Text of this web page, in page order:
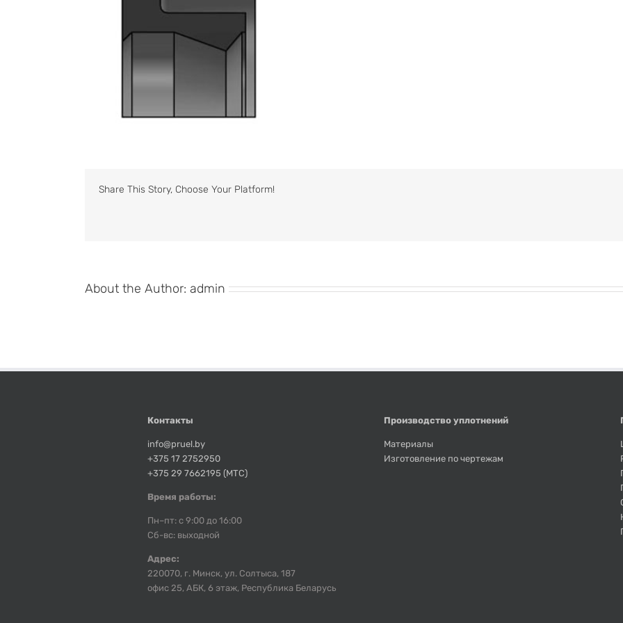
Share This Story, Choose Your Platform!
About the Author: admin
Контакты
info@pruel.by
+375 17 2752950
+375 29 7662195 (МТС)
Время работы:
Пн–пт: с 9:00 до 16:00
Сб-вс: выходной
Адрес:
220070, г. Минск, ул. Солтыса, 187
офис 25, АБК, 6 этаж, Республика Беларусь
Производство уплотнений
Материалы
Изготовление по чертежам